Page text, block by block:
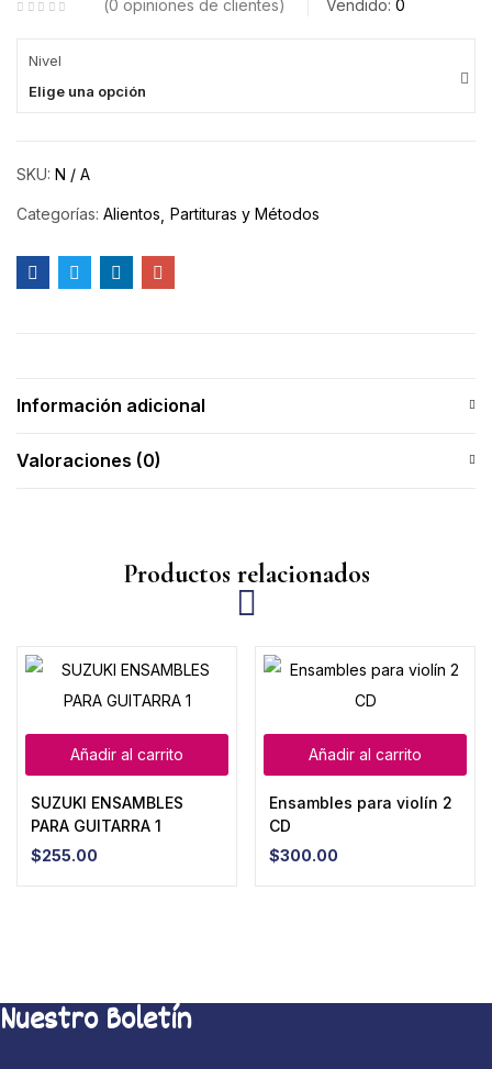
0 opiniones de clientes Vendido: 0
Nivel
Elige una opción
SKU: N / A
Categorías: Alientos Partituras y Métodos
Información adicional
Valoraciones (0)
Productos relacionados
Añadir al carrito
SUZUKI ENSAMBLES
PARA GUITARRA 1
$255.00
Añadir al carrito
Ensambles para violín 2
CD
$300.00
Nuestro Boletín